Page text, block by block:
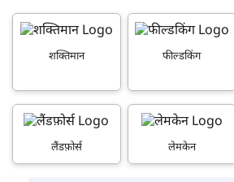
शक्तिमान
फील्डकिंग
लैंडफ़ोर्स लेमकेन